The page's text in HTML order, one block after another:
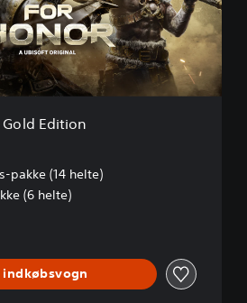
Gold Edition
pakke (14 helte)
(6 helte)